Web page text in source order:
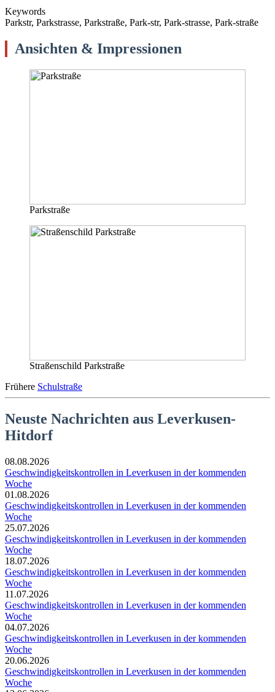
Keywords
Parkstr, Parkstrasse, Parkstraße, Park-str, Park-strasse, Park-straße
Ansichten & Impressionen
Parkstraße
Straßenschild Parkstraße
Frühere Schulstraße
Neuste Nachrichten aus Leverkusen-
Hitdorf
08.08.2026
Geschwindigkeitskontrollen in Leverkusen in der kommenden
Woche
01.08.2026
Geschwindigkeitskontrollen in Leverkusen in der kommenden
Woche
25.07.2026
Geschwindigkeitskontrollen in Leverkusen in der kommenden
Woche
18.07.2026
Geschwindigkeitskontrollen in Leverkusen in der kommenden
Woche
11.07.2026
Geschwindigkeitskontrollen in Leverkusen in der kommenden
Woche
04.07.2026
Geschwindigkeitskontrollen in Leverkusen in der kommenden
Woche
20.06.2026
Geschwindigkeitskontrollen in Leverkusen in der kommenden
Woche